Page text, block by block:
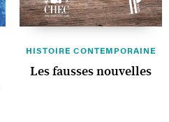
HISTOIRE CONTEMPORAINE
Les fausses nouvelles